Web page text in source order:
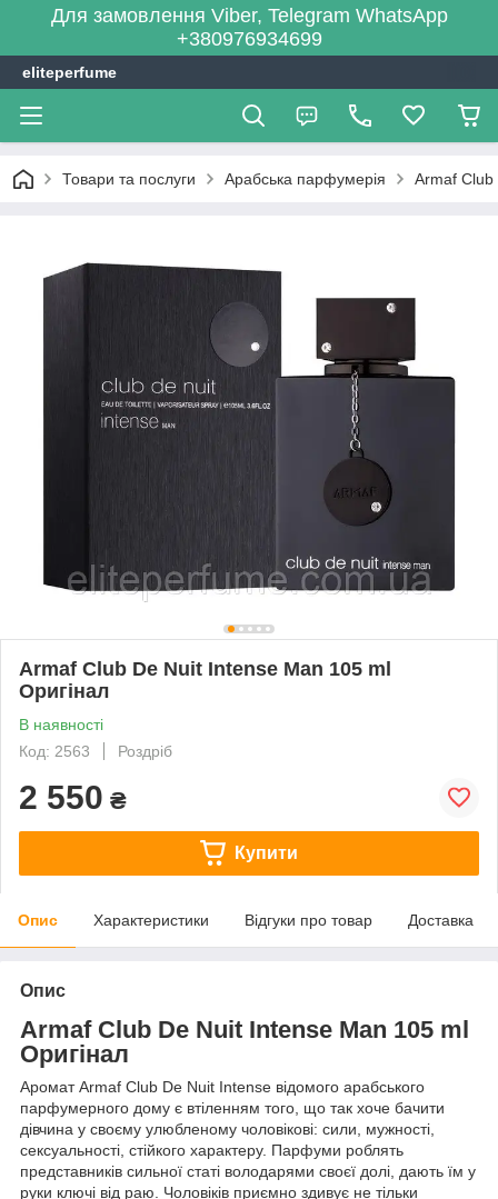
Для замовлення Viber, Telegram WhatsApp
+380976934699
eliteperfume
Товари та послуги Арабська парфумерія Armaf Club
Armaf Club De Nuit Intense Man 105 ml
Оригінал
В наявності
Код: 2563
Роздріб
2 550 ₴
Купити
Опис Характеристики Відгуки про товар Доставка
Опис
Armaf Club De Nuit Intense Man 105 ml
Оригінал
Аромат Armaf Club De Nuit Intense відомого арабського
парфумерного дому є втіленням того, що так хоче бачити
дівчина у своєму улюбленому чоловікові: сили, мужності,
сексуальності, стійкого характеру. Парфуми роблять
представників сильної статі володарями своєї долі, дають їм у
руки ключі від раю. Чоловіків приємно здивує не тільки